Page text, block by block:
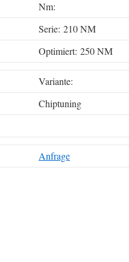
Nm:
Serie: 210 NM
Optimiert: 250 NM
Variante:
Chiptuning
Anfrage